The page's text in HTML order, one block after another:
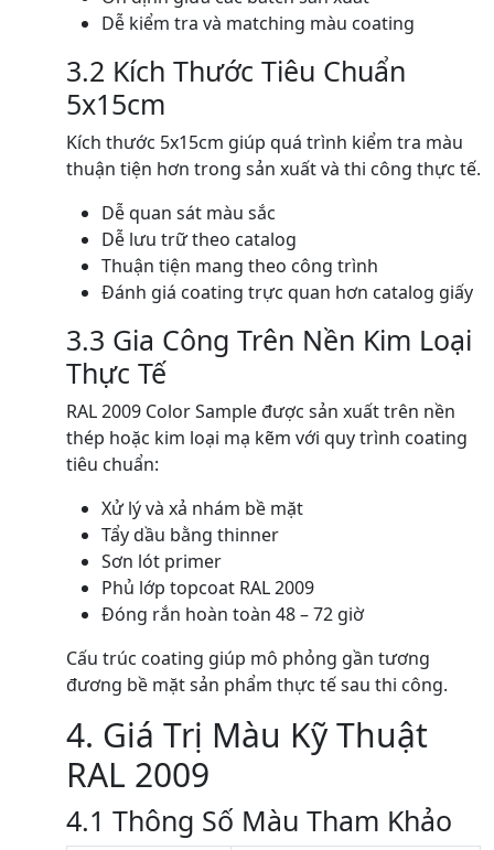
Dễ kiểm tra và matching màu coating
3.2 Kích Thước Tiêu Chuẩn
5x15cm
Kích thước 5x15cm giúp quá trình kiểm tra màu
thuận tiện hơn trong sản xuất và thi công thực tế.
Dễ quan sát màu sắc
Dễ lưu trữ theo catalog
Thuận tiện mang theo công trình
Đánh giá coating trực quan hơn catalog giấy
3.3 Gia Công Trên Nền Kim Loại
Thực Tế
RAL 2009 Color Sample được sản xuất trên nền
thép hoặc kim loại mạ kẽm với quy trình coating
tiêu chuẩn:
Xử lý và xả nhám bề mặt
Tẩy dầu bằng thinner
Sơn lót primer
Phủ lớp topcoat RAL 2009
Đóng rắn hoàn toàn 48 – 72 giờ
Cấu trúc coating giúp mô phỏng gần tương
đương bề mặt sản phẩm thực tế sau thi công.
4. Giá Trị Màu Kỹ Thuật
RAL 2009
4.1 Thông Số Màu Tham Khảo